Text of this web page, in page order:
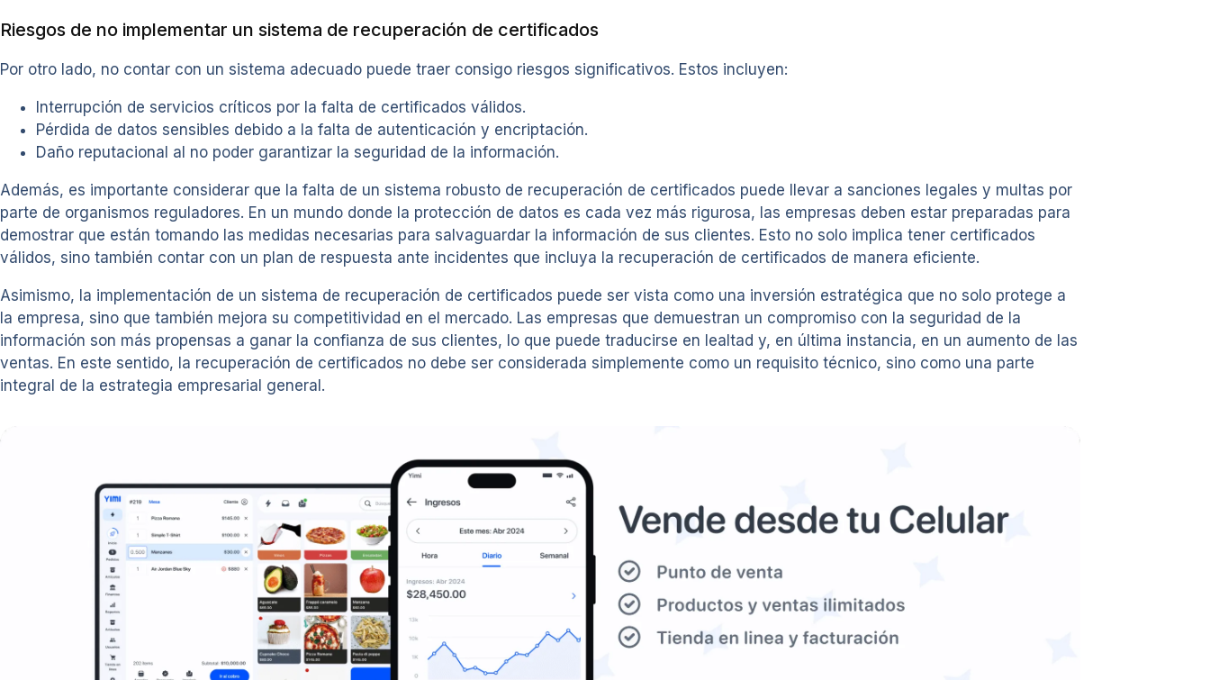
Riesgos de no implementar un sistema de recuperación de certificados
Por otro lado, no contar con un sistema adecuado puede traer consigo riesgos significativos. Estos incluyen:
Interrupción de servicios críticos por la falta de certificados válidos.
Pérdida de datos sensibles debido a la falta de autenticación y encriptación.
Daño reputacional al no poder garantizar la seguridad de la información.
Además, es importante considerar que la falta de un sistema robusto de recuperación de certificados puede llevar a sanciones legales y multas por
parte de organismos reguladores. En un mundo donde la protección de datos es cada vez más rigurosa, las empresas deben estar preparadas para
demostrar que están tomando las medidas necesarias para salvaguardar la información de sus clientes. Esto no solo implica tener certificados
válidos, sino también contar con un plan de respuesta ante incidentes que incluya la recuperación de certificados de manera eficiente.
Asimismo, la implementación de un sistema de recuperación de certificados puede ser vista como una inversión estratégica que no solo protege a
la empresa, sino que también mejora su competitividad en el mercado. Las empresas que demuestran un compromiso con la seguridad de la
información son más propensas a ganar la confianza de sus clientes, lo que puede traducirse en lealtad y, en última instancia, en un aumento de las
ventas. En este sentido, la recuperación de certificados no debe ser considerada simplemente como un requisito técnico, sino como una parte
integral de la estrategia empresarial general.